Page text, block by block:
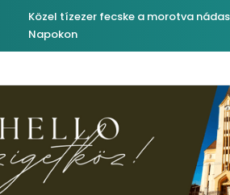
fecske a morotva nádasában –